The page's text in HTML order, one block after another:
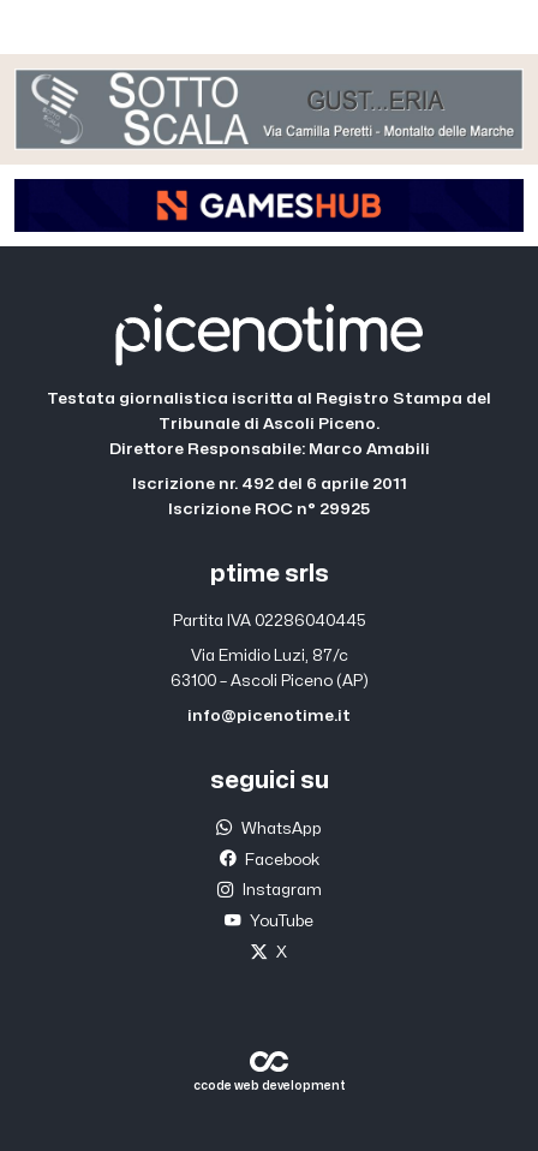
Testata giornalistica iscritta al Registro Stampa del
Tribunale di Ascoli Piceno.
Direttore Responsabile: Marco Amabili
Iscrizione nr. 492 del 6 aprile 2011
Iscrizione ROC n° 29925
ptime srls
Partita IVA 02286040445
Via Emidio Luzi, 87/c
63100 – Ascoli Piceno (AP)
info@picenotime.it
seguici su
WhatsApp
Facebook
Instagram
YouTube
X
ccode web development